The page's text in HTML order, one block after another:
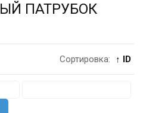
ПАТРУБОК
Сортировка: ↑ ID